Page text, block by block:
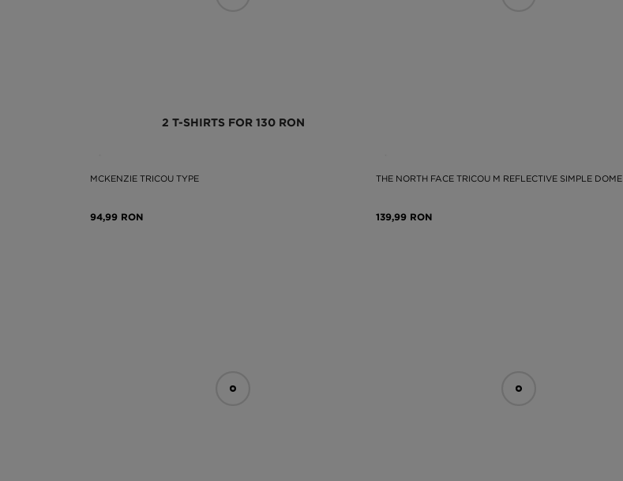
2 T-SHIRTS FOR 130 RON
MCKENZIE TRICOU TYPE
94,99 RON
THE NORTH FACE TRICOU M REFLECTIVE SIMPLE DOME
139,99 RON